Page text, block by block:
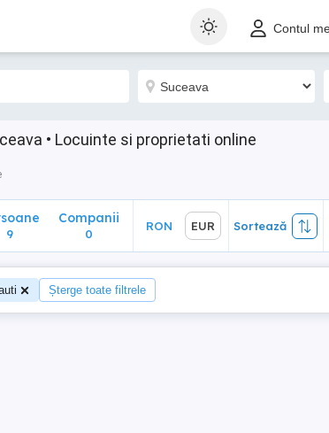
Contul
• Locuinte si proprietati online
EUR Sortează
9
Companii
0
RON EUR Sortează
Șterge toate filtrele